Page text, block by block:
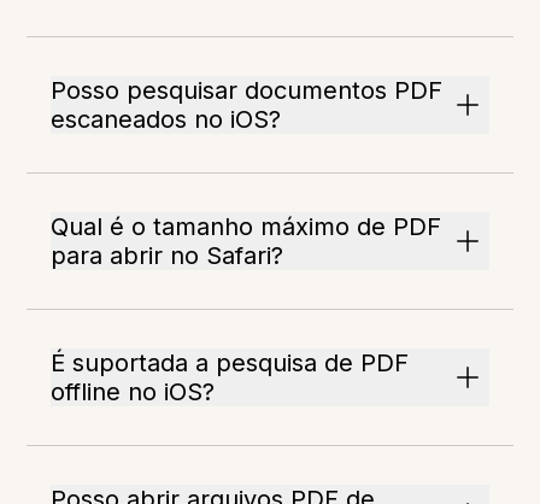
Posso pesquisar documentos PDF
escaneados no iOS?
Qual é o tamanho máximo de PDF
para abrir no Safari?
É suportada a pesquisa de PDF
offline no iOS?